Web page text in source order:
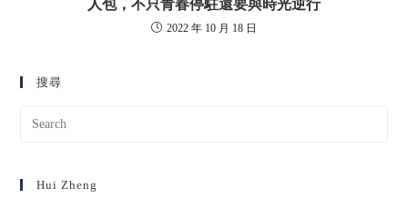
人包，不只青春停駐還要與時光逆行
2022 年 10 月 18 日
搜尋
Hui Zheng